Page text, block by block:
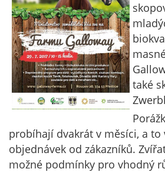
také
probíhají dvakrát v měsíci, a to
objednávek od zákazníků.
možné podmínky pro vhodný